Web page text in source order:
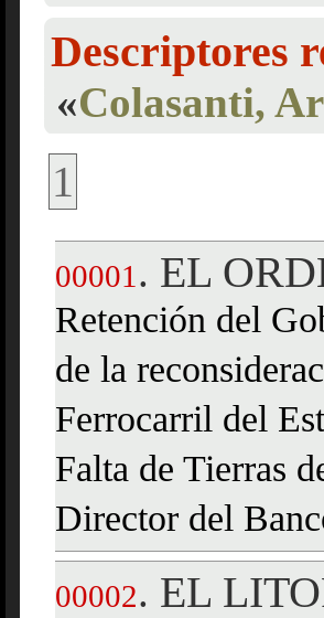
Descriptores
«Colasanti,
1
00001 . EL
Retención del
de la
Ferrocarril del
Falta de Tierras
Director del
00002. EL